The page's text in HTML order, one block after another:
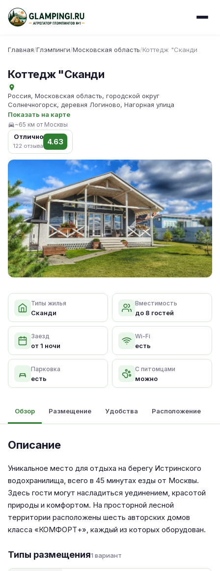
Главная/Глэмпинги/Московская область/Коттедж "Сканди
Коттедж "Сканди
Россия, Московская область, городской округ
Солнечногорск, деревня Логиново, Нагорная улица
Показать на карте
~65 км от Москвы
Отлично
122 отзыва 4.63
Типы жилья
Сканди
Вместимость
до 8 гостей
Заезд
от 1 ночи
Wi-Fi
есть
Парковка
есть
С питомцами
можно
Обзор Размещение Удобства Расположение
Описание
Уникальное место для отдыха на берегу Истринского
водохранилища, всего в 45 минутах езды от Москвы.
Здесь гости могут насладиться уединением, красотой
природы и комфортом. На просторной лесной
территории расположены шесть авторских домов
класса «КОМФОРТ+», каждый из которых оборудован.
Типы размещения1 вариант